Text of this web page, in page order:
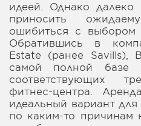
идеей. Однако
приносить
ошибиться с выбором
Обратившись в
Estate (ранее Savills),
самой полной базе
соответствующих
фитнес-центра.
идеальный вариант
по каким-то причинам